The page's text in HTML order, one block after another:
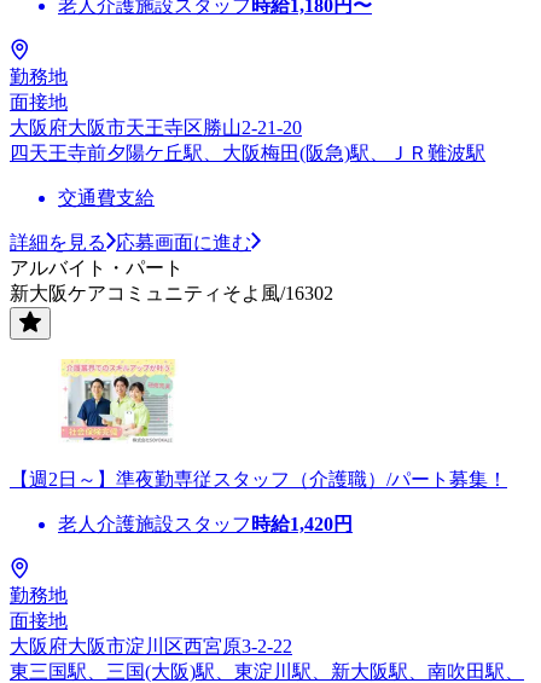
老人介護施設スタッフ 時給1,180円〜
勤務地
面接地
大阪府大阪市天王寺区勝山2-21-20
四天王寺前夕陽ケ丘駅、大阪梅田(阪急)駅、ＪＲ難波駅
交通費支給
詳細を見る
応募画面に進む
アルバイト・パート
新大阪ケアコミュニティそよ風/16302
【週2日～】準夜勤専従スタッフ（介護職）/パート募集！
老人介護施設スタッフ 時給1,420円
勤務地
面接地
大阪府大阪市淀川区西宮原3-2-22
東三国駅、三国(大阪)駅、東淀川駅、新大阪駅、南吹田駅、